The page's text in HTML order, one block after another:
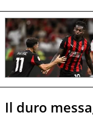
Il duro